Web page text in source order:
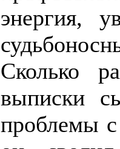
энергия,
Сколько
выписки
проблемы